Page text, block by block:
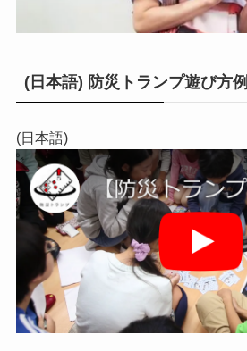
(日本語) 防災トランプ遊び方例
(日本語)